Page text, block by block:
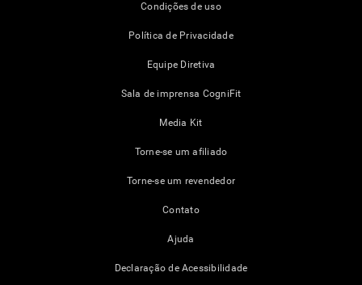
Condições de uso
Política de Privacidade
Equipe Diretiva
Sala de imprensa CogniFit
Media Kit
Torne-se um afiliado
Torne-se um revendedor
Contato
Ajuda
Declaração de Acessibilidade